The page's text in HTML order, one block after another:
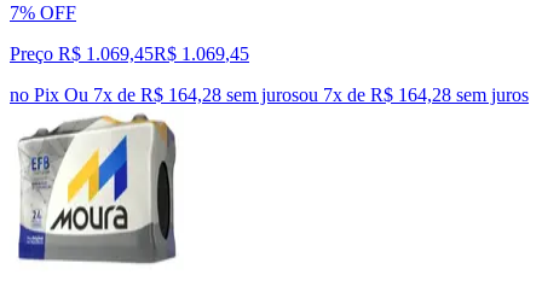
7% OFF
Preço R$ 1.069,45R$ 1.069,45
no Pix Ou 7x de R$ 164,28 sem jurosou 7x de R$ 164,28 sem juros